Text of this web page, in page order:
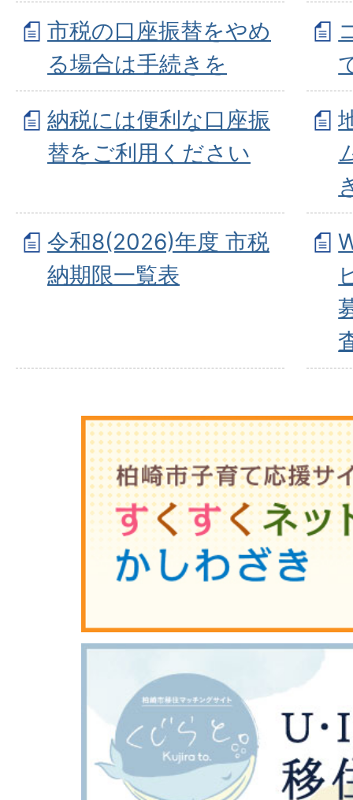
市税の口座振替をやめ
る場合は手続きを
納税には便利な口座振
替をご利用ください
令和8(2026)年度 市税
納期限一覧表